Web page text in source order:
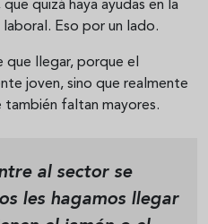
quizá haya ayudas en la
Eso por un lado.
llegar, porque el
joven, sino que realmente
también faltan mayores.
al sector se
les hagamos llegar